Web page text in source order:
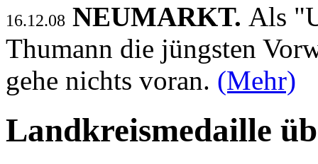
16.12.08 NEUMARKT. Als
Thumann die jüngsten
gehe nichts voran. (Mehr)
Landkreismedaille